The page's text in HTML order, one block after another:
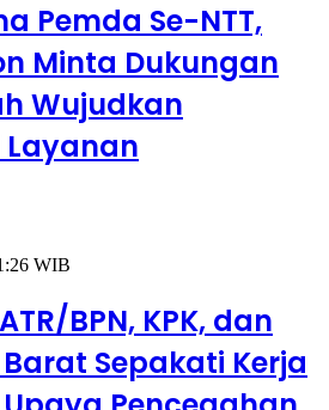
Pemda Se-NTT,
Minta Dukungan
Wujudkan
WIB
BPN, KPK, dan
Sepakati Kerja